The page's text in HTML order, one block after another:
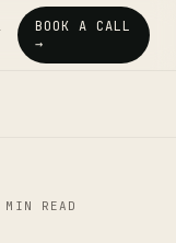
BOOK A CALL
→
READ